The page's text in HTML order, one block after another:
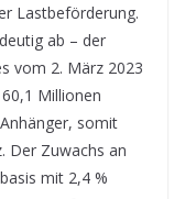
Lastbeförderung.
ab – der
vom 2. März 2023
Millionen
somit
Der Zuwachs an
mit 2,4 %